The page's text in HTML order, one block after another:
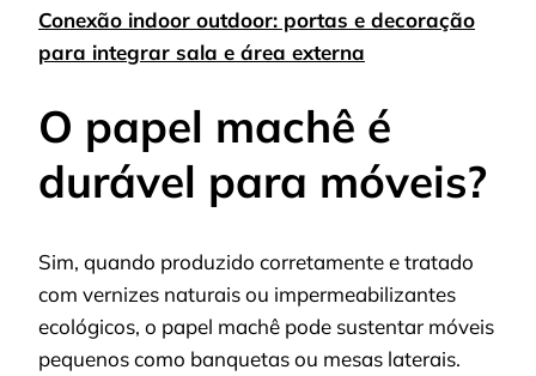
Conexão indoor outdoor: portas e decoração
para integrar sala e área externa
O papel machê é
durável para móveis?
Sim, quando produzido corretamente e tratado
com vernizes naturais ou impermeabilizantes
ecológicos, o papel machê pode sustentar móveis
pequenos como banquetas ou mesas laterais.